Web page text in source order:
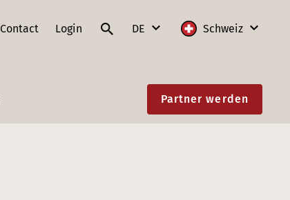
Contact Login DE Schweiz
Deutschland
Partner werden